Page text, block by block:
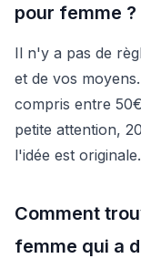
pour femme ?
Il n'y a pas de
et de vos
compris entre
petite attention,
l'idée est originale.
Comment
femme qui a